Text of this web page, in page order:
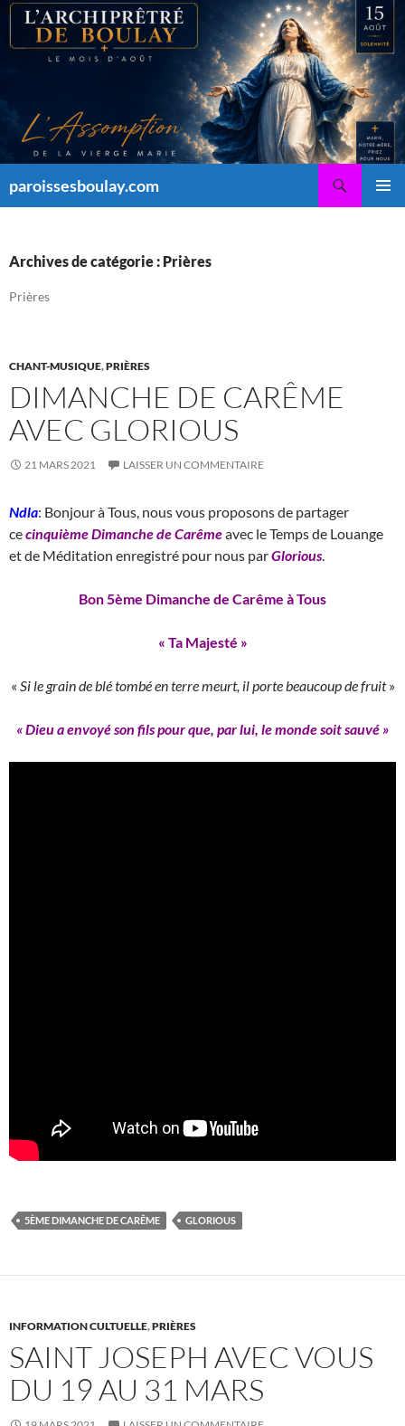
Aller
contenu
paroissesboulay.com
Archives de catégorie : Prières
Prières
CHANT-MUSIQUE,PRIÈRES
DIMANCHE DE CARÊME
AVEC GLORIOUS
21 MARS 2021 LAISSER UN COMMENTAIRE
Ndla: Bonjour à Tous, nous vous proposons de partager
cecinquième Dimanche de Carêmeavec le Temps de Louange
et de Méditation enregistré pour nous parGlorious.
Bon 5ème Dimanche de Carême à Tous
« Ta Majesté »
« Si le grain de blé tombé en terre meurt, il porte beaucoup de fruit»
« Dieu a envoyé son fils pour que, par lui, le monde soit sauvé »
5ÈME DIMANCHE DE CARÊME GLORIOUS
INFORMATION CULTUELLE,PRIÈRES
SAINT JOSEPH AVEC VOUS
DU 19 AU 31 MARS